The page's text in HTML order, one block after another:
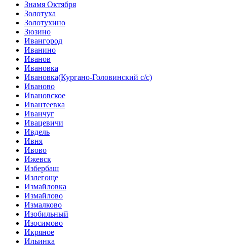
Знамя Октября
Золотуха
Золотухино
Зюзино
Ивангород
Иванино
Иванов
Ивановка
Ивановка(Кургано-Головинский с/с)
Иваново
Ивановское
Ивантеевка
Иванчуг
Ивацевичи
Ивдель
Ивня
Ивово
Ижевск
Избербаш
Излегоще
Измайловка
Измайлово
Измалково
Изобильный
Изосимово
Икряное
Ильинка